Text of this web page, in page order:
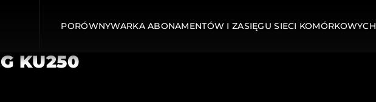
PORÓWNYWARKA ABONAMENTÓW I ZASIĘGU SIECI KOMÓRKOWYCH
KU250